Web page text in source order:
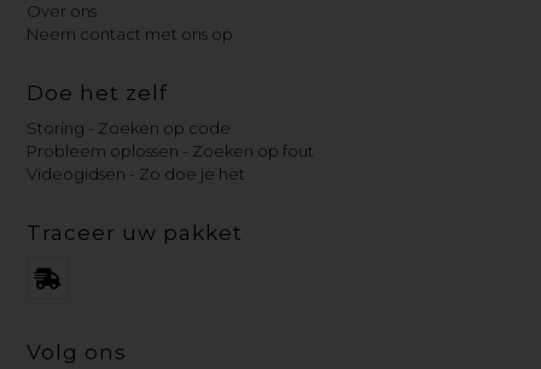
Over ons
Neem contact met ons op
Doe het zelf
Storing - Zoeken op code
Probleem oplossen - Zoeken op fout
Videogidsen - Zo doe je het
Traceer uw pakket
Volg ons